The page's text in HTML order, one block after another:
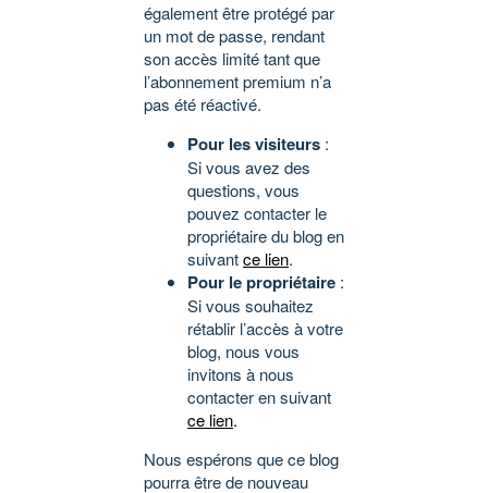
également être protégé par
un mot de passe, rendant
son accès limité tant que
l’abonnement premium n’a
pas été réactivé.
Pour les visiteurs :
Si vous avez des
questions, vous
pouvez contacter le
propriétaire du blog en
suivantce lien.
Pour le propriétaire :
Si vous souhaitez
rétablir l’accès à votre
blog, nous vous
invitons à nous
contacter en suivant
ce lien.
Nous espérons que ce blog
pourra être de nouveau